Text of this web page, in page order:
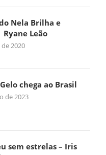
Nela Brilha e
Leão
2020
chega ao Brasil
de 2023
sem estrelas – Iris